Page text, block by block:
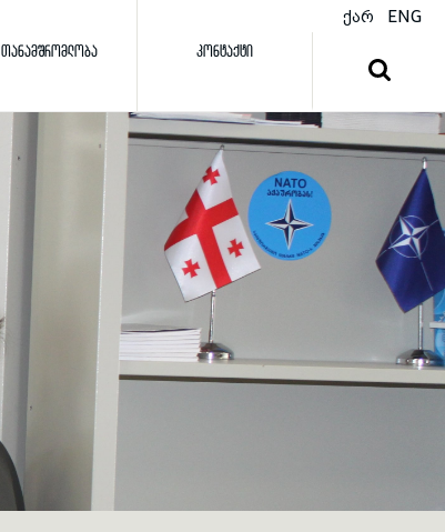
ქარ ENG
ᲗᲐᲜᲐᲛᲨᲠᲝᲛᲚᲝᲑᲐ ᲙᲝᲜᲢᲐᲥᲢᲘ